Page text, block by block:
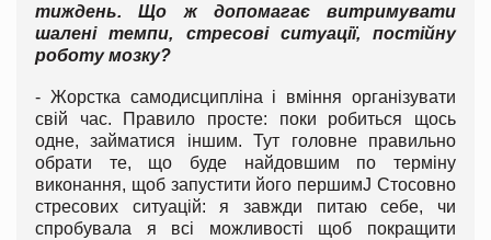
тиждень. Що ж допомагає витримувати
шалені темпи, стресові ситуації, постійну
роботу мозку?
- Жорстка самодисципліна і вміння організувати
свій час. Правило просте: поки робиться щось
одне, займатися іншим. Тут головне правильно
обрати те, що буде найдовшим по терміну
виконання, щоб запустити його першимJ Стосовно
стресових ситуацій: я завжди питаю себе, чи
спробувала я всі можливості щоб покращити